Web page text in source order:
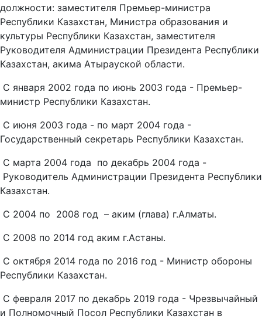
должности: заместителя Премьер-министра
Республики Казахстан, Министра образования и
культуры Республики Казахстан, заместителя
Руководителя Администрации Президента Республики
Казахстан, акима Атырауской области.
С января 2002 года по июнь 2003 года - Премьер-
министр Республики Казахстан.
С июня 2003 года - по март 2004 года -
Государственный секретарь Республики Казахстан.
С марта 2004 года по декабрь 2004 года -
Руководитель Администрации Президента Республики
Казахстан.
С 2004 по 2008 год – аким (глава) г.Алматы.
С 2008 по 2014 год аким г.Астаны.
С октября 2014 года по 2016 год - Министр обороны
Республики Казахстан.
С февраля 2017 по декабрь 2019 года - Чрезвычайный
и Полномочный Посол Республики Казахстан в